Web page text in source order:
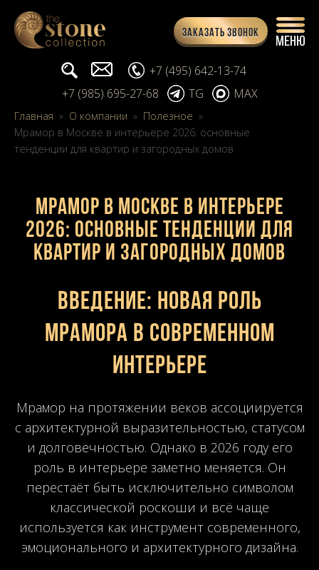
Заказать звонок
Поиск... info@stone-collection.ru
+7 (495) 642-13-74
+7 (985) 695-27-68
TG MAX
Главная » О компании » Полезное »
Мрамор в Москве в интерьере 2026: основные
тенденции для квартир и загородных домов
Мрамор в Москве в интерьере
2026: основные тенденции для
квартир и загородных домов
Введение: новая роль
мрамора в современном
интерьере
Мрамор на протяжении веков ассоциируется
с архитектурной выразительностью, статусом
и долговечностью. Однако в 2026 году его
роль в интерьере заметно меняется. Он
перестаёт быть исключительно символом
классической роскоши и всё чаще
используется как инструмент современного,
эмоционального и архитектурного дизайна.